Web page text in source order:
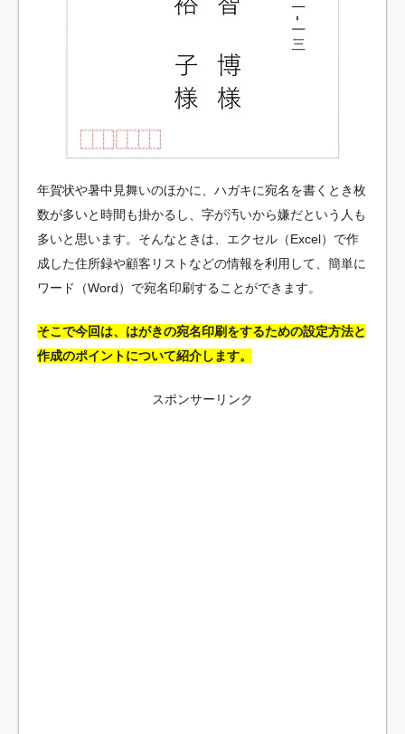
年賀状や暑中見舞いのほかに、ハガキに宛名を書くとき枚
数が多いと時間も掛かるし、字が汚いから嫌だという人も
多いと思います。そんなときは、エクセル（Excel）で作
成した住所録や顧客リストなどの情報を利用して、簡単に
ワード（Word）で宛名印刷することができます。
そこで今回は、はがきの宛名印刷をするための設定方法と
作成のポイントについて紹介します。
スポンサーリンク